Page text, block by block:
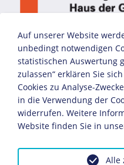
Auf unserer Website
unbedingt notwendigen
statistischen Auswertung
zulassen“ erklären Sie
Cookies zu Analyse-
in die Verwendung der
widerrufen. Weitere
Website finden Sie in
Alle